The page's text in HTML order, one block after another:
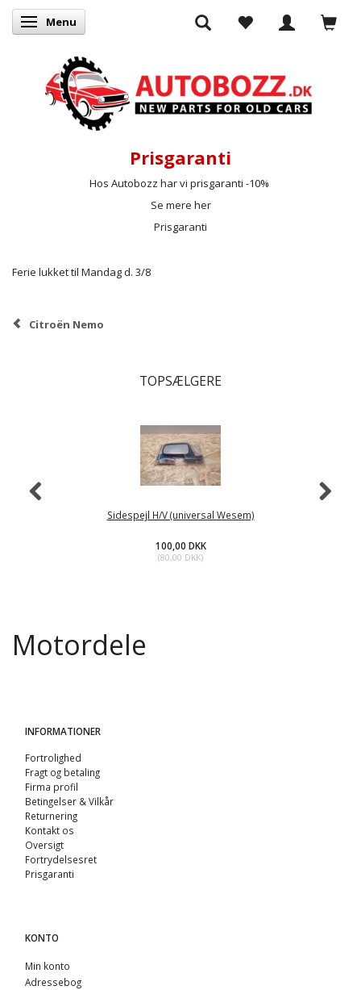
Skifte navigation
Menu
Prisgaranti
Hos Autobozz har vi prisgaranti -10%
Se mere her
Prisgaranti
Ferie lukket til Mandag d. 3/8
Citroën Nemo
TOPSÆLGERE
Sidespejl H/V (universal Wesem)
100,00 DKK
(80,00 DKK)
Motordele
INFORMATIONER
Fortrolighed
Fragt og betaling
Firma profil
Betingelser & Vilkår
Returnering
Kontakt os
Oversigt
Fortrydelsesret
Prisgaranti
KONTO
Min konto
Adressebog